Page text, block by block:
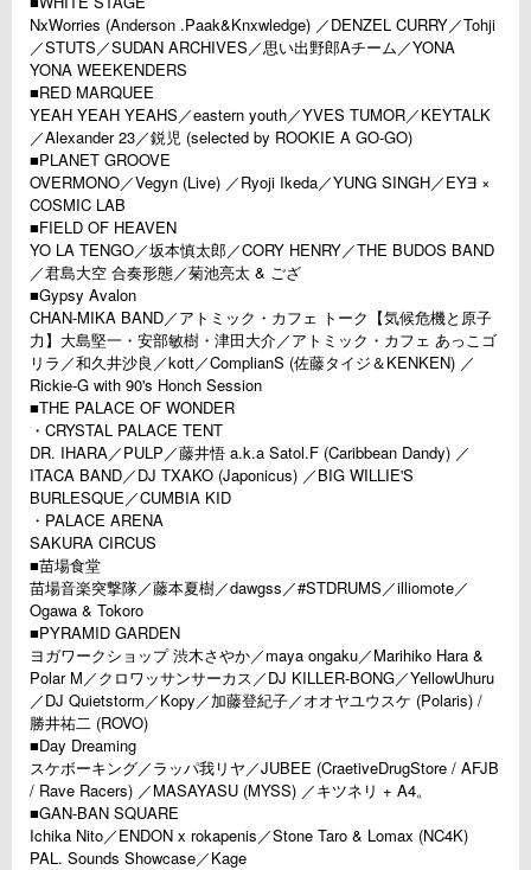
NxWorries (Anderson .Paak&Knxwledge) ／DENZEL CURRY／Tohji
／STUTS／SUDAN ARCHIVES／思い出野郎Aチーム／YONA
YONA WEEKENDERS
■RED MARQUEE
YEAH YEAH YEAHS／eastern youth／YVES TUMOR／KEYTALK
／Alexander 23／鋭児 (selected by ROOKIE A GO-GO)
■PLANET GROOVE
OVERMONO／Vegyn (Live) ／Ryoji Ikeda／YUNG SINGH／EY∃ ×
COSMIC LAB
■FIELD OF HEAVEN
YO LA TENGO／坂本慎太郎／CORY HENRY／THE BUDOS BAND
／君島大空 合奏形態／菊池亮太 & ござ
■Gypsy Avalon
CHAN-MIKA BAND／アトミック・カフェ トーク【気候危機と原子
力】大島堅一・安部敏樹・津田大介／アトミック・カフェ あっこゴ
リラ／和久井沙良／kott／ComplianS (佐藤タイジ＆KENKEN) ／
Rickie-G with 90's Honch Session
■THE PALACE OF WONDER
・CRYSTAL PALACE TENT
DR. IHARA／PULP／藤井悟 a.k.a Satol.F (Caribbean Dandy) ／
ITACA BAND／DJ TXAKO (Japonicus) ／BIG WILLIE'S
BURLESQUE／CUMBIA KID
・PALACE ARENA
SAKURA CIRCUS
■苗場食堂
苗場音楽突撃隊／藤本夏樹／dawgss／#STDRUMS／illiomote／
Ogawa & Tokoro
■PYRAMID GARDEN
ヨガワークショップ 渋木さやか／maya ongaku／Marihiko Hara &
Polar M／クロワッサンサーカス／DJ KILLER-BONG／YellowUhuru
／DJ Quietstorm／Kopy／加藤登紀子／オオヤユウスケ (Polaris) /
勝井祐二 (ROVO)
■Day Dreaming
スケボーキング／ラッパ我リヤ／JUBEE (CraetiveDrugStore / AFJB
/ Rave Racers) ／MASAYASU (MYSS) ／キツネリ + A4。
■GAN-BAN SQUARE
Ichika Nito／ENDON x rokapenis／Stone Taro & Lomax (NC4K)
PAL. Sounds Showcase／Kage